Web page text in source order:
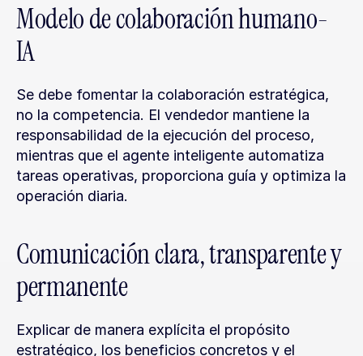
Modelo de colaboración humano-
IA
Se debe fomentar la colaboración estratégica,
no la competencia. El vendedor mantiene la
responsabilidad de la ejecución del proceso,
mientras que el agente inteligente automatiza
tareas operativas, proporciona guía y optimiza la
operación diaria.
Comunicación clara, transparente y
permanente
Explicar de manera explícita el propósito
estratégico, los beneficios concretos y el